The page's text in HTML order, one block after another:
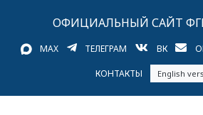
ОФИЦИАЛЬНЫЙ САЙТ
MAX ТЕЛЕГРАМ ВК
КОНТАКТЫ English